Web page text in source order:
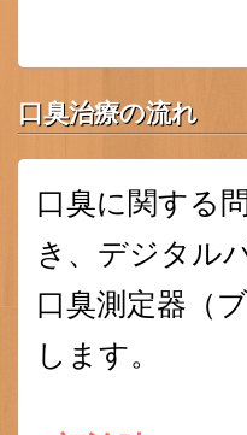
口臭治療の流れ
口臭に関する
き、デジタル
口臭測定器（
します。